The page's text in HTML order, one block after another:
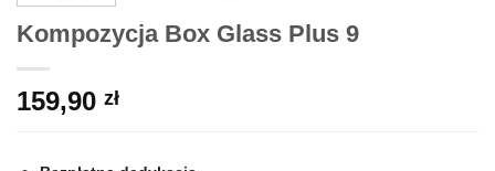
Kompozycja Box Glass Plus 9
159,90 zł